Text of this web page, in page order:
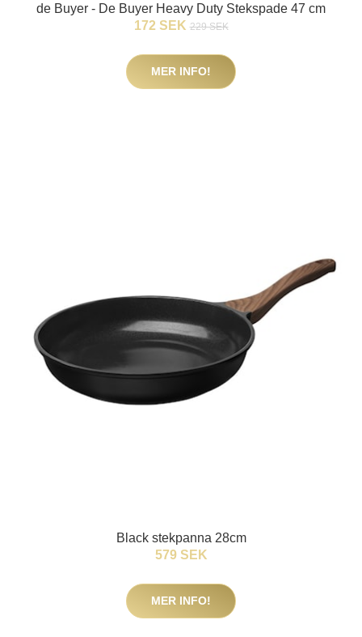
de Buyer - De Buyer Heavy Duty Stekspade 47 cm
172 SEK 229 SEK
MER INFO!
Black stekpanna 28cm
579 SEK
MER INFO!